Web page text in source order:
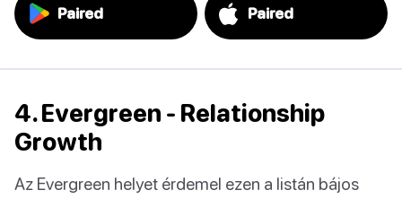
Paired Paired
4. Evergreen - Relationship
Growth
Az Evergreen helyet érdemel ezen a listán bájos